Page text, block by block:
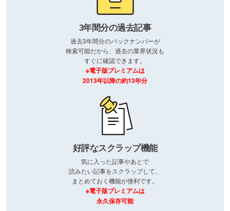
3年間分の過去記事
過去3年間分のバックナンバーが
検索可能だから、過去の業界状況も
すぐに確認できます。
※電子版プレミアムは
2013年以降の約13年分
好評なスクラップ機能
気に入った記事やあとで
読みたい記事をスクラップして、
まとめておく機能が便利です。
※電子版プレミアムは
永久保存可能